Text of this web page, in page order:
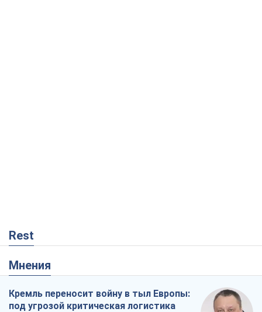
Rest
Мнения
Кремль переносит войну в тыл Европы:
под угрозой критическая логистика